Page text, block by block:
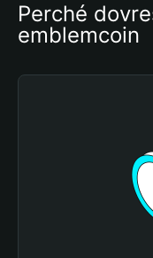
Perché
emblemcoin